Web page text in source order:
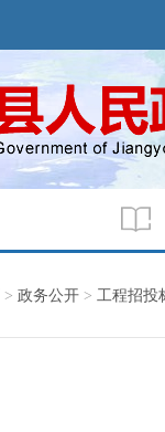
> 政务公开 > 工程招投